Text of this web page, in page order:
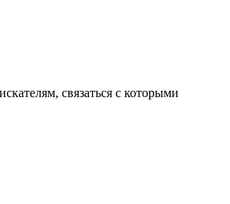
связаться с которыми